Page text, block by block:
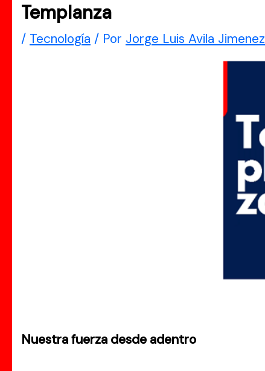
Templanza
/ Tecnología / Por Jorge Luis Avila Jimenez
Nuestra fuerza desde adentro